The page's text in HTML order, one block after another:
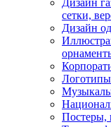
сетки,
Дизайн
Логотипы
Постеры,